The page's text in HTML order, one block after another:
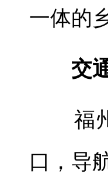
一体的
交通
福州
口，导